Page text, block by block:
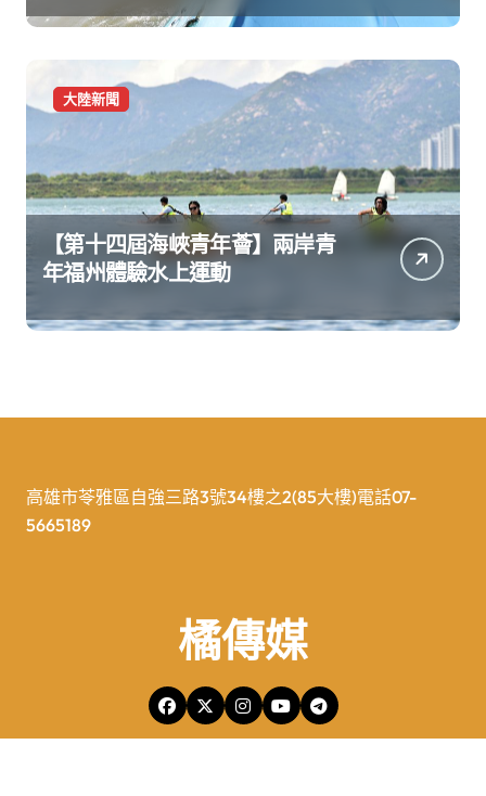
大陸新聞
【第十四屆海峽青年薈】兩岸青
年福州體驗水上運動
高雄市苓雅區自強三路3號34樓之2(85大樓)電話07-
5665189
橘傳媒